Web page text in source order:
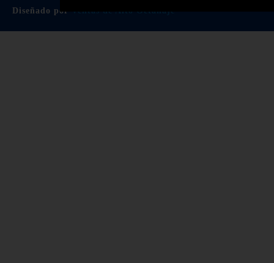
Diseñado por
Ventas de Alto Octanaje